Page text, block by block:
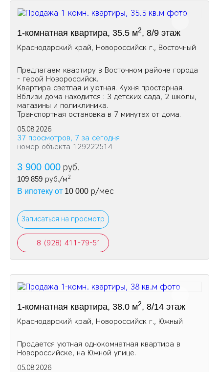
1-комнатная квартира, 35.5 м2, 8/9 этаж
Краснодарский край, Новороссийск г., Восточный
Предлагаем квартиру в Восточном районе города
- герой Новороссийск.
Квартира светлая и уютная. Кухня просторная.
Вблизи дома находится : 3 детских сада, 2 школы,
магазины и поликлиника.
Транспортная остановка в 7 минутах от дома.
05.08.2026
37 просмотров, 7 за сегодня
номер объекта 129222514
3 900 000 руб.
109 859 руб./м2
В ипотеку от 10 000 р/мес
Записаться на просмотр
8 (928) 411-79-51
1-комнатная квартира, 38.0 м2, 8/14 этаж
Краснодарский край, Новороссийск г., Южный
Продается уютная однокомнатная квартира в
Новороссийске, на Южной улице.
05.08.2026